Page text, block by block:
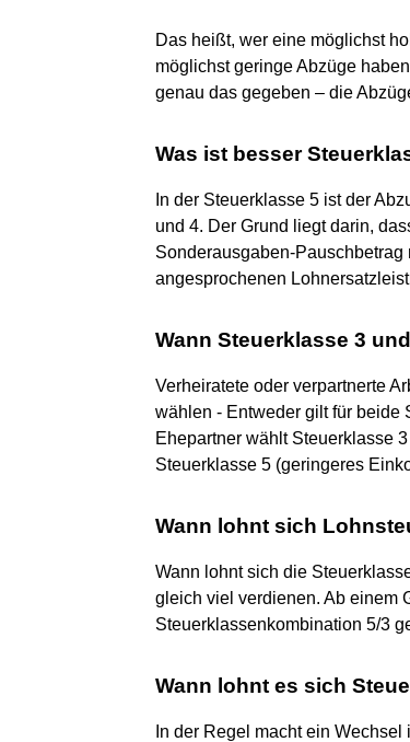
Das heißt, wer eine möglichst
möglichst geringe Abzüge
genau das gegeben – die
Was ist besser
In der Steuerklasse 5 ist der
und 4. Der Grund liegt darin,
Sonderausgaben-
angesprochenen
Wann Steuerklasse 3
Verheiratete oder verpartnerte
wählen - Entweder gilt für beide
Ehepartner wählt Steuerklasse
Steuerklasse 5 (geringeres
Wann lohnt sich
Wann lohnt sich die
gleich viel verdienen. Ab einem
Steuerklassenkombination 5/3
Wann lohnt es sich
In der Regel macht ein